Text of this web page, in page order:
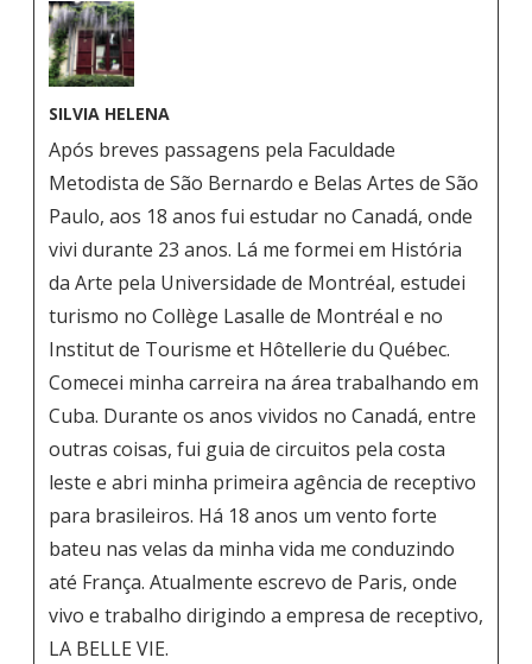
SILVIA HELENA
Após breves passagens pela Faculdade
Metodista de São Bernardo e Belas Artes de São
Paulo, aos 18 anos fui estudar no Canadá, onde
vivi durante 23 anos. Lá me formei em História
da Arte pela Universidade de Montréal, estudei
turismo no Collège Lasalle de Montréal e no
Institut de Tourisme et Hôtellerie du Québec.
Comecei minha carreira na área trabalhando em
Cuba. Durante os anos vividos no Canadá, entre
outras coisas, fui guia de circuitos pela costa
leste e abri minha primeira agência de receptivo
para brasileiros. Há 18 anos um vento forte
bateu nas velas da minha vida me conduzindo
até França. Atualmente escrevo de Paris, onde
vivo e trabalho dirigindo a empresa de receptivo,
LA BELLE VIE.